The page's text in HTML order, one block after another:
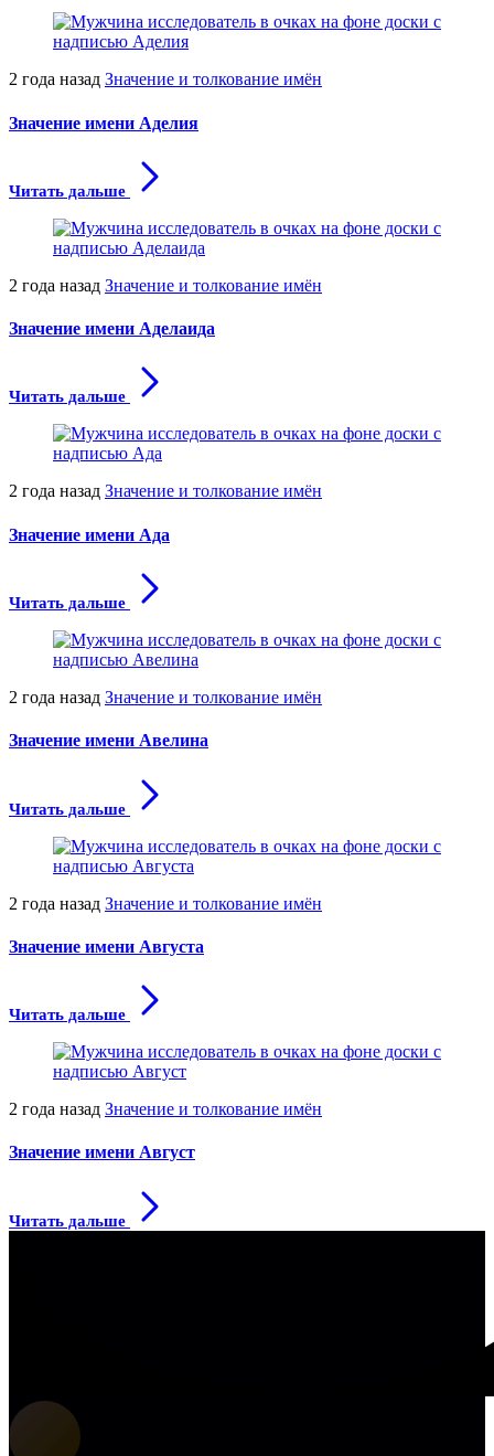
2 года назад Значение и толкование имён
Значение имени Аделия
Читать дальше
2 года назад Значение и толкование имён
Значение имени Аделаида
Читать дальше
2 года назад Значение и толкование имён
Значение имени Ада
Читать дальше
2 года назад Значение и толкование имён
Значение имени Авелина
Читать дальше
2 года назад Значение и толкование имён
Значение имени Августа
Читать дальше
2 года назад Значение и толкование имён
Значение имени Август
Читать дальше